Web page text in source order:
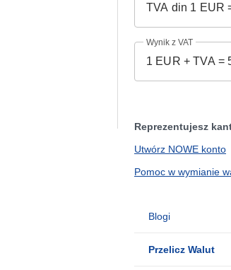
Wynik z VAT
Reprezentujesz
Utwórz NOWE konto
Pomoc w wymianie
Blogi
Przelicz Walut